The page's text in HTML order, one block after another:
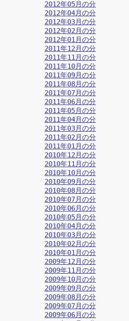
2012年05月の分
2012年04月の分
2012年03月の分
2012年02月の分
2012年01月の分
2011年12月の分
2011年11月の分
2011年10月の分
2011年09月の分
2011年08月の分
2011年07月の分
2011年06月の分
2011年05月の分
2011年04月の分
2011年03月の分
2011年02月の分
2011年01月の分
2010年12月の分
2010年11月の分
2010年10月の分
2010年09月の分
2010年08月の分
2010年07月の分
2010年06月の分
2010年05月の分
2010年04月の分
2010年03月の分
2010年02月の分
2010年01月の分
2009年12月の分
2009年11月の分
2009年10月の分
2009年09月の分
2009年08月の分
2009年07月の分
2009年06月の分